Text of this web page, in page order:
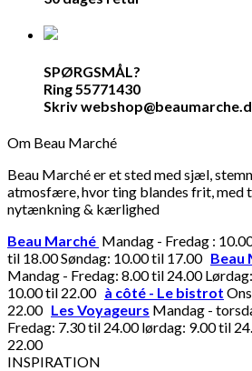
SPØRGSMÅL?
Ring 55771430
Skriv
Om Beau Marché
Beau Marché er et sted med sjæl,
atmosfære, hvor ting blandes frit, med
nytænkning & kærlighed
Beau Marché Mandag - Fredag :
til 18.00 Søndag: 10.00 til 17.00 Beau
Mandag - Fredag: 8.00 til 24.00
10.00 til 22.00 à côté - Le bistrot
22.00 Les Voyageurs Mandag -
Fredag: 7.30 til 24.00 lørdag: 9.00 til
22.00
INSPIRATION